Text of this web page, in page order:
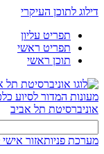
דילוג לתוכן העיקרי
תפריט עליון
תפריט ראשי
תוכן ראשי
מעונות המדור לסיוע
אוניברסיטת תל אביב
מערכת פניותאזור